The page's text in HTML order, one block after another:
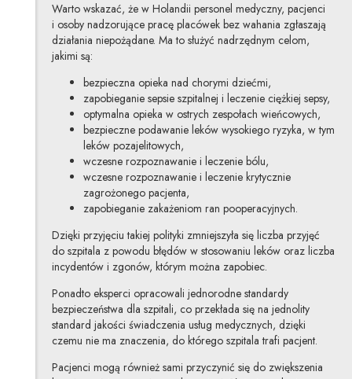
Warto wskazać, że w Holandii personel medyczny, pacjenci
i osoby nadzorujące pracę placówek bez wahania zgłaszają
działania niepożądane. Ma to służyć nadrzędnym celom,
jakimi są:
bezpieczna opieka nad chorymi dziećmi,
zapobieganie sepsie szpitalnej i leczenie ciężkiej sepsy,
optymalna opieka w ostrych zespołach wieńcowych,
bezpieczne podawanie leków wysokiego ryzyka, w tym
leków pozajelitowych,
wczesne rozpoznawanie i leczenie bólu,
wczesne rozpoznawanie i leczenie krytycznie
zagrożonego pacjenta,
zapobieganie zakażeniom ran pooperacyjnych.
Dzięki przyjęciu takiej polityki zmniejszyła się liczba przyjęć
do szpitala z powodu błędów w stosowaniu leków oraz liczba
incydentów i zgonów, którym można zapobiec.
Ponadto eksperci opracowali jednorodne standardy
bezpieczeństwa dla szpitali, co przekłada się na jednolity
standard jakości świadczenia usług medycznych, dzięki
czemu nie ma znaczenia, do którego szpitala trafi pacjent.
Pacjenci mogą również sami przyczynić się do zwiększenia